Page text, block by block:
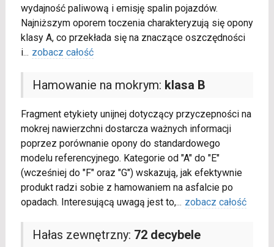
wydajność paliwową i emisję spalin pojazdów.
Najniższym oporem toczenia charakteryzują się opony
klasy A, co przekłada się na znaczące oszczędności
i... zobacz całość
Hamowanie na mokrym: klasa B
Fragment etykiety unijnej dotyczący przyczepności na
mokrej nawierzchni dostarcza ważnych informacji
poprzez porównanie opony do standardowego
modelu referencyjnego. Kategorie od "A" do "E"
(wcześniej do "F" oraz "G") wskazują, jak efektywnie
produkt radzi sobie z hamowaniem na asfalcie po
opadach. Interesującą uwagą jest to,... zobacz całość
Hałas zewnętrzny: 72 decybele